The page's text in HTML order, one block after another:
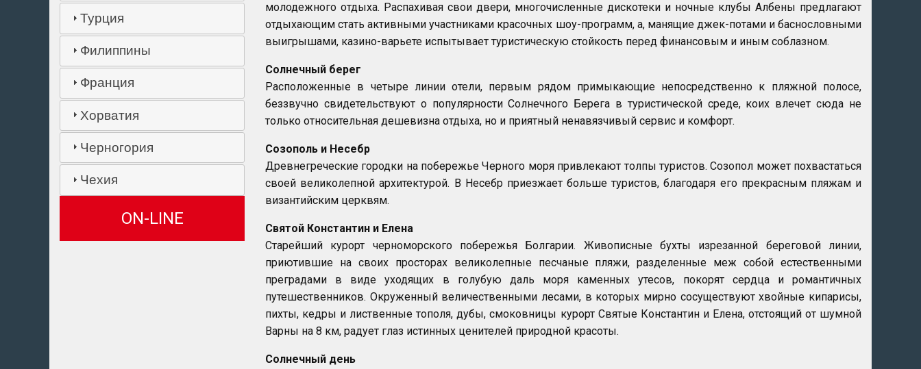
молодежного отдыха. Распахивая свои двери, многочисленные дискотеки и ночные клубы Албены предлагают
отдыхающим стать активными участниками красочных шоу-программ, а, манящие джек-потами и баснословными
выигрышами, казино-варьете испытывает туристическую стойкость перед финансовым и иным соблазном.
Солнечный берег
Расположенные в четыре линии отели, первым рядом примыкающие непосредственно к пляжной полосе,
беззвучно свидетельствуют о популярности Солнечного Берега в туристической среде, коих влечет сюда не
только относительная дешевизна отдыха, но и приятный ненавязчивый сервис и комфорт.
Созополь и Несебр
Древнегреческие городки на побережье Черного моря привлекают толпы туристов. Созопол может похвастаться
своей великолепной архитектурой. В Несебр приезжает больше туристов, благодаря его прекрасным пляжам и
византийским церквям.
Святой Константин и Елена
Старейший курорт черноморского побережья Болгарии. Живописные бухты изрезанной береговой линии,
приютившие на своих просторах великолепные песчаные пляжи, разделенные меж собой естественными
преградами в виде уходящих в голубую даль моря каменных утесов, покорят сердца и романтичных
путешественников. Окруженный величественными лесами, в которых мирно сосуществуют хвойные кипарисы,
пихты, кедры и лиственные тополя, дубы, смоковницы курорт Святые Константин и Елена, отстоящий от шумной
Варны на 8 км, радует глаз истинных ценителей природной красоты.
Солнечный день
Турция
Филиппины
Франция
Хорватия
Черногория
Чехия
ON-LINE